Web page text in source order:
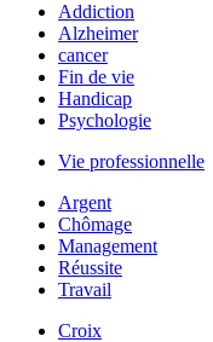
Addiction
Alzheimer
cancer
Fin de vie
Handicap
Psychologie
Vie professionnelle
Argent
Chômage
Management
Réussite
Travail
Croix